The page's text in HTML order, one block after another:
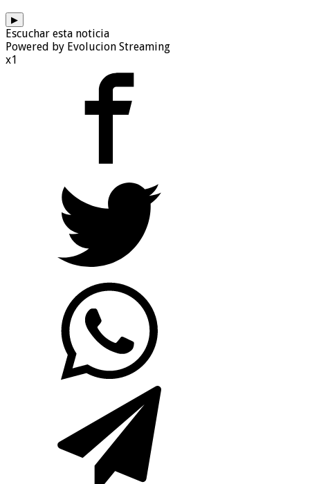
▶
Escuchar esta noticia
Powered by Evolucion Streaming
x1